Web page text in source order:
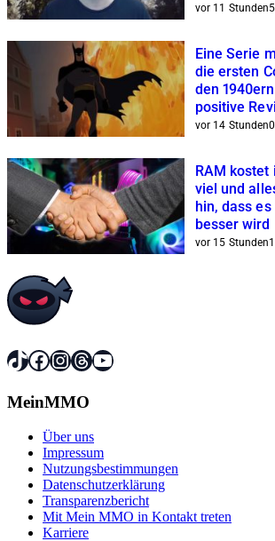
vor 11 Stunden5
Eine Serie
die ersten
den
positive
vor 14 Stunden0
RAM kostet
viel und
hin, dass
besser wird
vor 15 Stunden1
TikTok
Facebook
Instagram
Threads
YouTube
MeinMMO
Über uns
Impressum
Nutzungsbestimmungen
Datenschutzerklärung
Transparenzbericht
Mit Mein MMO in Kontakt treten
Karriere